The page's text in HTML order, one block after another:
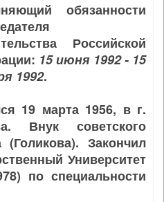
обязанности
Российской
15 июня 1992 - 15
1992.
19 марта 1956, в г.
Внук советского
(Голикова). Закончил
Университет
по специальности